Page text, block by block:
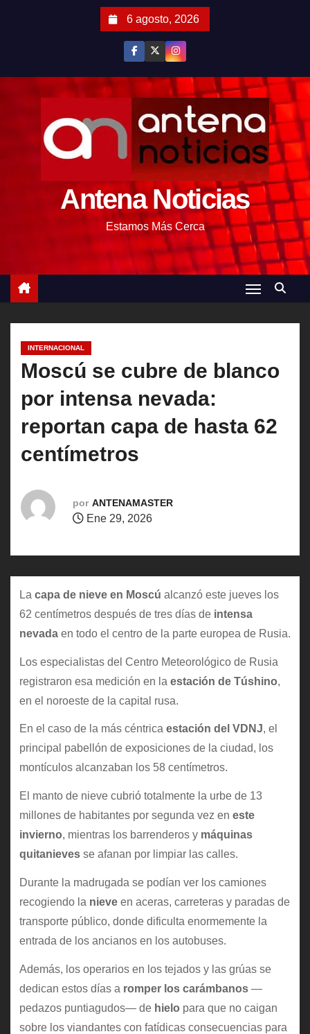
6 agosto, 2026
Antena Noticias
Estamos Más Cerca
INTERNACIONAL
Moscú se cubre de blanco
por intensa nevada:
reportan capa de hasta 62
centímetros
por ANTENAMASTER
Ene 29, 2026
La capa de nieve en Moscú alcanzó este jueves los
62 centímetros después de tres días deintensa
nevada en todo el centro de la parte europea de Rusia.
Los especialistas del Centro Meteorológico de Rusia
registraron esa medición en la estación de Túshino,
en el noroeste de la capital rusa.
En el caso de la más céntrica estación del VDNJ, el
principal pabellón de exposiciones de la ciudad, los
montículos alcanzaban los 58 centímetros.
El manto de nieve cubrió totalmente la urbe de 13
millones de habitantes por segunda vez en este
invierno, mientras los barrenderos y máquinas
quitanievesse afanan por limpiar las calles.
Durante la madrugada se podían ver los camiones
recogiendo la nieveen aceras, carreteras y paradas de
transporte público, donde dificulta enormemente la
entrada de los ancianos en los autobuses.
Además, los operarios en los tejados y las grúas se
dedican estos días a romper los carámbanos —
pedazos puntiagudos— dehielo para que no caigan
sobre los viandantes con fatídicas consecuencias para